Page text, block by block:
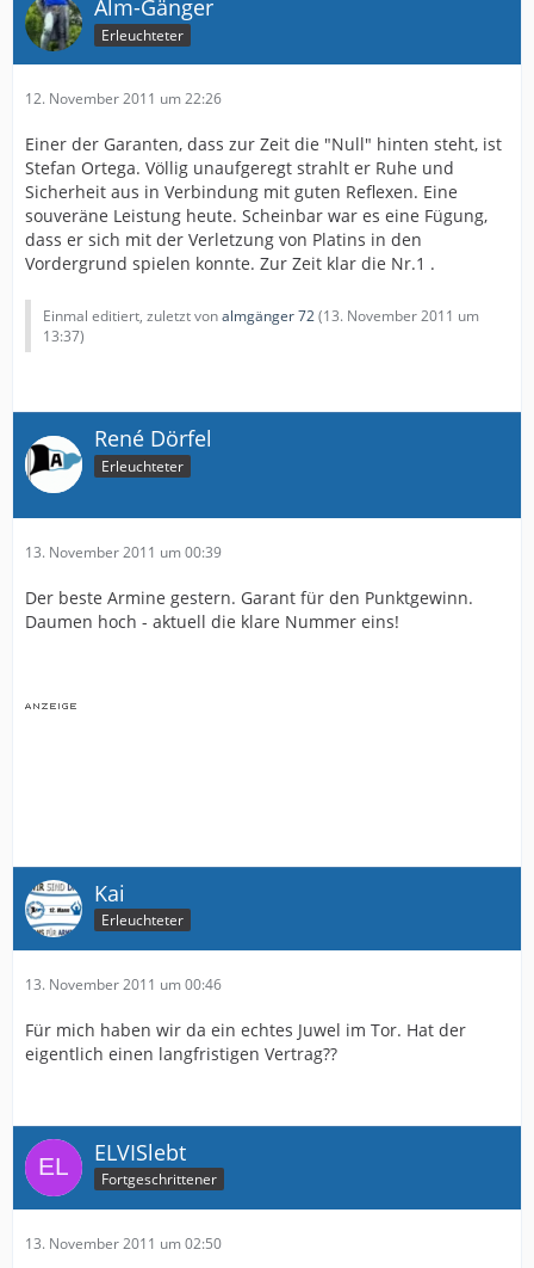
Alm-Gänger
Erleuchteter
12. November 2011 um 22:26
Einer der Garanten, dass zur Zeit die "Null" hinten steht, ist
Stefan Ortega. Völlig unaufgeregt strahlt er Ruhe und
Sicherheit aus in Verbindung mit guten Reflexen. Eine
souveräne Leistung heute. Scheinbar war es eine Fügung,
dass er sich mit der Verletzung von Platins in den
Vordergrund spielen konnte. Zur Zeit klar die Nr.1 .
Einmal editiert, zuletzt vonalmgänger 72(13. November 2011 um
13:37)
René Dörfel
Erleuchteter
13. November 2011 um 00:39
Der beste Armine gestern. Garant für den Punktgewinn.
Daumen hoch - aktuell die klare Nummer eins!
Kai
Erleuchteter
13. November 2011 um 00:46
Für mich haben wir da ein echtes Juwel im Tor. Hat der
eigentlich einen langfristigen Vertrag??
ELVISlebt
Fortgeschrittener
13. November 2011 um 02:50